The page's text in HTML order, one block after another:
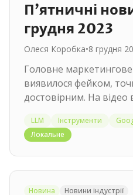
П'ятничні
грудня 2023
Олеся Коробка•8 грудня
Головне маркетингове
виявилося фейком,
достовірним. На відео
LLM Інструменти
Локальне
Новина Новини індустрії